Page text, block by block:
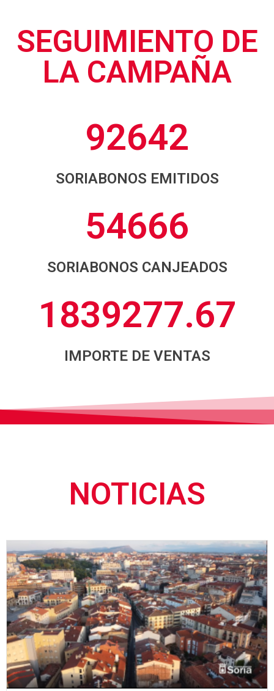
SEGUIMIENTO DE
LA CAMPAÑA
92642
SORIABONOS EMITIDOS
54666
SORIABONOS CANJEADOS
1839277.67
IMPORTE DE VENTAS
NOTICIAS